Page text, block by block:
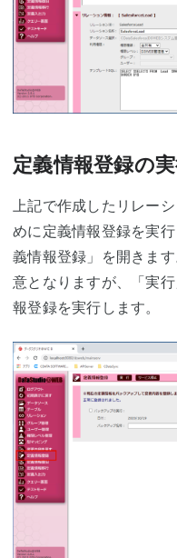
定義情報登録の
上記で作成したリレー
めに定義情報登録を実
義情報登録」を開きま
意となりますが、「実
報登録を実行します。